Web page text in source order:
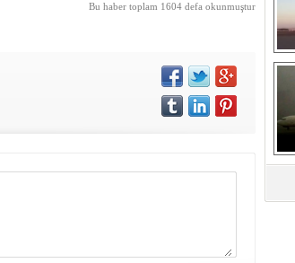
Bu haber toplam 1604 defa okunmuştur